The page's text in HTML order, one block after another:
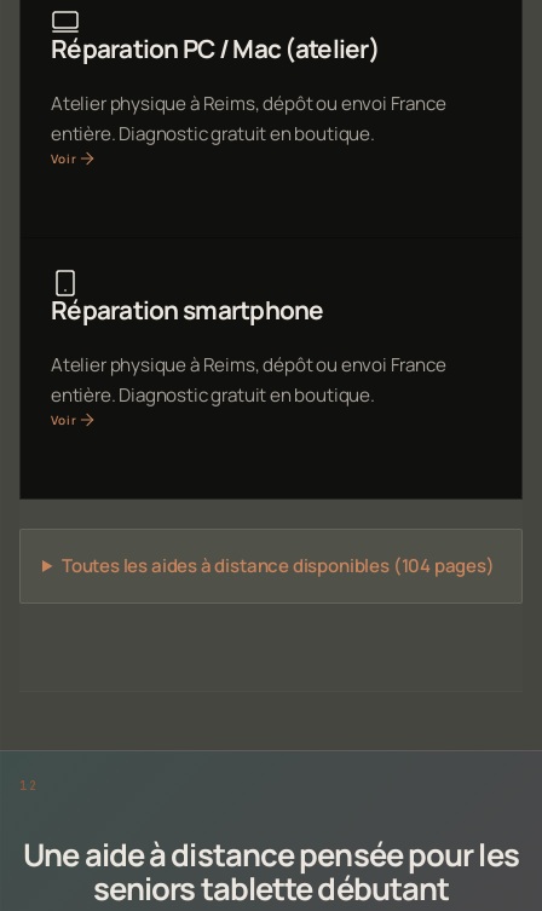
Réparation PC / Mac (atelier)
Atelier physique à Reims, dépôt ou envoi France
entière. Diagnostic gratuit en boutique.
Voir
Réparation smartphone
Atelier physique à Reims, dépôt ou envoi France
entière. Diagnostic gratuit en boutique.
Voir
Toutes les aides à distance disponibles (104 pages)
Une aide à distance pensée pour les
seniors tablette débutant